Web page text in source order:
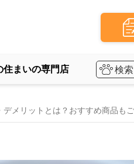
住まいの専門店
メリットとは？おすすめ商品も